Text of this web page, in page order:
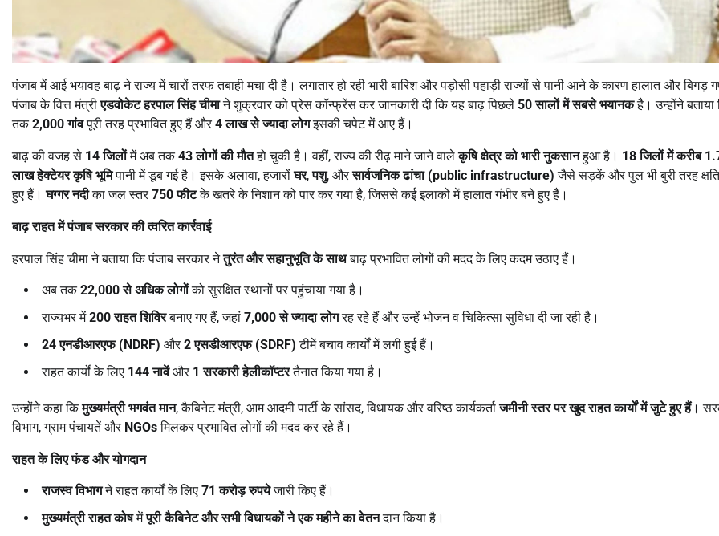
पंजाब में आई भयावह बाढ़ ने राज्य में चारों तरफ तबाही मचा दी है। लगातार हो रही भारी बारिश और पड़ोसी पहाड़ी राज्यों से पानी आने के कारण हालात और बिगड़
पंजाब के वित्त मंत्रीएडवोकेट हरपाल सिंह चीमाने शुक्रवार को प्रेस कॉन्फ्रेंस कर जानकारी दी कि यह बाढ़ पिछले 50सालों में सबसे भयानकहै। उन्होंने
तक2,000गांवपूरी तरह प्रभावित हुए हैं और4लाख से ज्यादा लोगइसकी चपेट में आए हैं।
बाढ़ की वजह से 14जिलोंमें अब तक43लोगों की मौतहो चुकी है। वहीं, राज्य की रीढ़ माने जाने वालेकृषि क्षेत्र को भारी नुकसानहुआ है। 18जिलों में करीब
लाख हेक्टेयर कृषि भूमिपानी में डूब गई है। इसके अलावा, हजारोंघर,पशु, औरसार्वजनिक ढांचा (public infrastructure) जैसे सड़कें और पुल भी बुरी तरह
हुए हैं।घग्गर नदीका जल स्तर750फीटके खतरे के निशान को पार कर गया है, जिससे कई इलाकों में हालात गंभीर बने हुए हैं।
बाढ़ राहत में पंजाब सरकार की त्वरित कार्रवाई
हरपाल सिंह चीमा ने बताया कि पंजाब सरकार नेतुरंत और सहानुभूति के साथबाढ़ प्रभावित लोगों की मदद के लिए कदम उठाए हैं।
अब तक22,000से अधिक लोगोंको सुरक्षित स्थानों पर पहुंचाया गया है।
राज्यभर में200राहत शिविरबनाए गए हैं, जहां 7,000से ज्यादा लोगरह रहे हैं और उन्हें भोजन व चिकित्सा सुविधा दी जा रही है।
24एनडीआरएफ (NDRF) और2एसडीआरएफ (SDRF) टीमें बचाव कार्यों में लगी हुई हैं।
राहत कार्यों के लिए 144नावेंऔर 1सरकारी हेलीकॉप्टरतैनात किया गया है।
उन्होंने कहा किमुख्यमंत्री भगवंत मान, कैबिनेट मंत्री, आम आदमी पार्टी के सांसद, विधायक और वरिष्ठ कार्यकर्ताजमीनी स्तर पर खुद राहत कार्यों में जुटे हुए हैं।
विभाग, ग्राम पंचायतें और NGOsमिलकर प्रभावित लोगों की मदद कर रहे हैं।
राहत के लिए फंड और योगदान
राजस्व विभागने राहत कार्यों के लिए 71करोड़ रुपयेजारी किए हैं।
मुख्यमंत्री राहत कोषमेंपूरी कैबिनेट और सभी विधायकों ने एक महीने का वेतनदान किया है।